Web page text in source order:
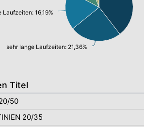
sehr lange Laufzeiten: 21,36%
Laufzeiten: 16,19%
Titel
50
20/35